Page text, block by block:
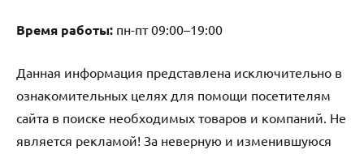
Время работы: пн-пт 09:00–19:00
Данная информация представлена исключительно в
ознакомительных целях для помощи посетителям
сайта в поиске необходимых товаров и компаний. Не
является рекламой! За неверную и изменившуюся